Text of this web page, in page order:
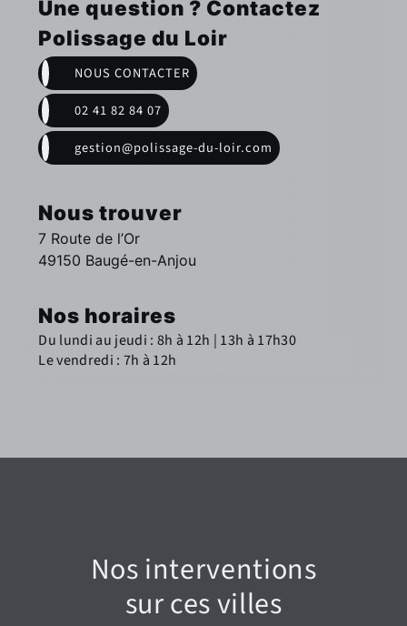
Une question ? Contactez
Polissage du Loir
NOUS CONTACTER
02 41 82 84 07
gestion@polissage-du-loir.com
Nous trouver
7 Route de l’Or
49150 Baugé-en-Anjou
Nos horaires
Du lundi au jeudi : 8h à 12h | 13h à 17h30
Le vendredi : 7h à 12h
Nos interventions
sur ces villes